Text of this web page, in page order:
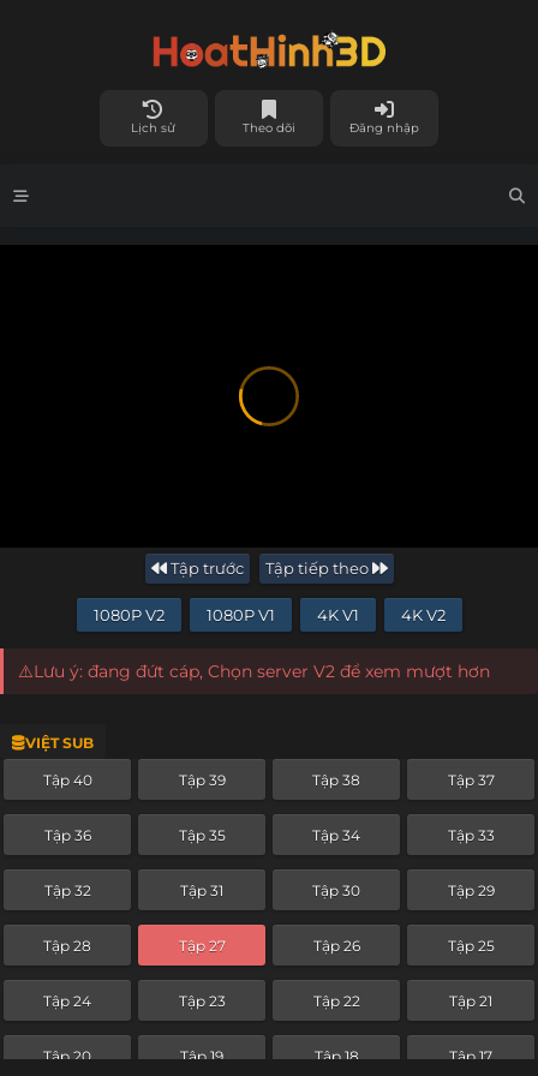
Lịch sử Theo dõi Đăng nhập
Tập trước Tập tiếp theo
1080P V2 1080P V1 4K V1 4K V2
⚠️Lưu ý: đang đứt cáp, Chọn server V2 để xem mượt hơn
VIỆT SUB
Tập 40 Tập 39 Tập 38 Tập 37
Tập 36 Tập 35 Tập 34 Tập 33
Tập 32 Tập 31 Tập 30 Tập 29
Tập 28 Tập 27 Tập 26 Tập 25
Tập 24 Tập 23 Tập 22 Tập 21
Tập 20 Tập 19 Tập 18 Tập 17